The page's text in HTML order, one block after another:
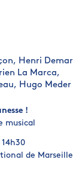
Henri
La Marca,
Hugo Meder
!
musical
de